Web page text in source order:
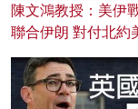
陳文鴻教授：美伊
聯合伊朗 對付北約